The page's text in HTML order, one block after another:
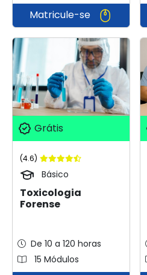
Matricule-se
Grátis
(4.6)
Básico
Toxicologia
Forense
De 10 a 120 horas
15 Módulos